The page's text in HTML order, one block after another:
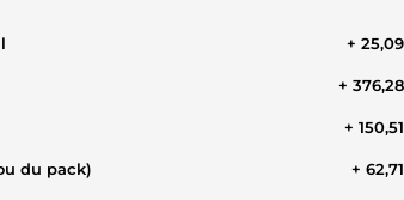
+
+
+
du pack) +